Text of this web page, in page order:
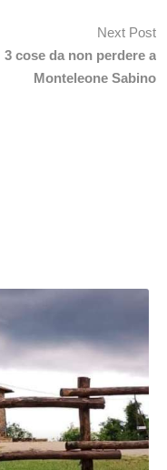
Next Post
3 cose da non perdere a
Monteleone Sabino